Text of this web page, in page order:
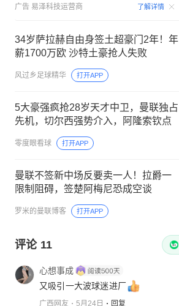
广告 易泽科技运营商 了解详情
34岁萨拉赫自由身签土超豪门2年！年
薪1700万欧 沙特土豪抢人失败
风过乡足球精华 打开APP
5大豪强疯抢28岁天才中卫，曼联独占
先机，切尔西强势介入，阿隆索钦点
零度眼看球 打开APP
曼联不签新中场反要卖一人！拉爵一
限制阻碍，签楚阿梅尼恐成空谈
罗米的曼联博客 打开APP
评论 11
心想事成
又吸引一大波球迷进厂
广西网友 5月24日 回复